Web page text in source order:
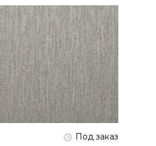
Под заказ